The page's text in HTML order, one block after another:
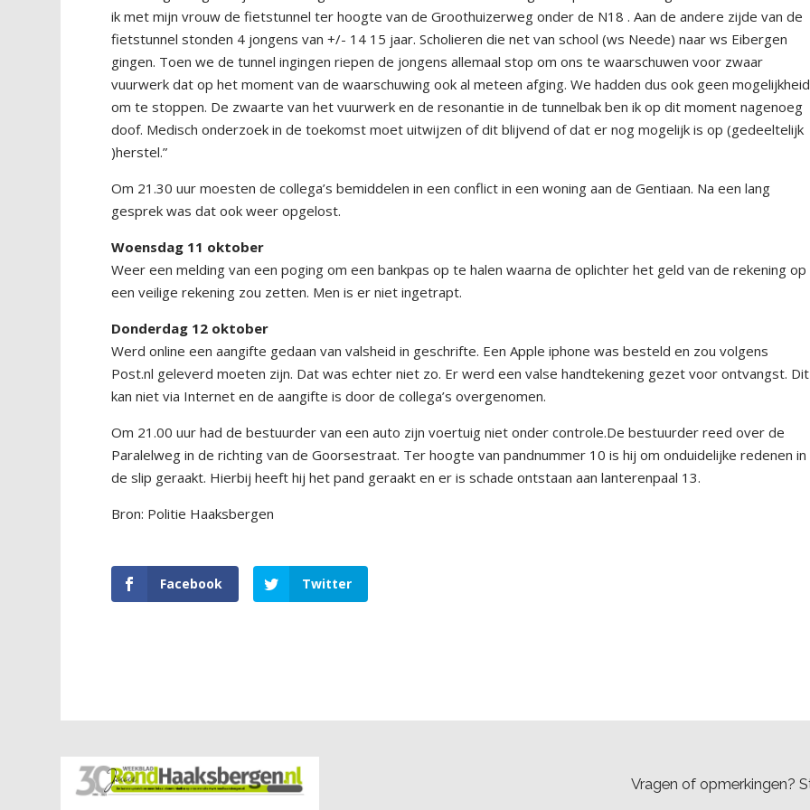
ik met mijn vrouw de fietstunnel ter hoogte van de Groothuizerweg onder de N18 . Aan de andere zijde van de
fietstunnel stonden 4 jongens van +/- 14 15 jaar. Scholieren die net van school (ws Neede) naar ws Eibergen
gingen. Toen we de tunnel ingingen riepen de jongens allemaal stop om ons te waarschuwen voor zwaar
vuurwerk dat op het moment van de waarschuwing ook al meteen afging. We hadden dus ook geen mogelijkheid
om te stoppen. De zwaarte van het vuurwerk en de resonantie in de tunnelbak ben ik op dit moment nagenoeg
doof. Medisch onderzoek in de toekomst moet uitwijzen of dit blijvend of dat er nog mogelijk is op (gedeeltelijk
)herstel.”
Om 21.30 uur moesten de collega’s bemiddelen in een conflict in een woning aan de Gentiaan. Na een lang
gesprek was dat ook weer opgelost.
Woensdag 11 oktober
Weer een melding van een poging om een bankpas op te halen waarna de oplichter het geld van de rekening op
een veilige rekening zou zetten. Men is er niet ingetrapt.
Donderdag 12 oktober
Werd online een aangifte gedaan van valsheid in geschrifte. Een Apple iphone was besteld en zou volgens
Post.nl geleverd moeten zijn. Dat was echter niet zo. Er werd een valse handtekening gezet voor ontvangst. Dit
kan niet via Internet en de aangifte is door de collega’s overgenomen.
Om 21.00 uur had de bestuurder van een auto zijn voertuig niet onder controle.De bestuurder reed over de
Paralelweg in de richting van de Goorsestraat. Ter hoogte van pandnummer 10 is hij om onduidelijke redenen in
de slip geraakt. Hierbij heeft hij het pand geraakt en er is schade ontstaan aan lanterenpaal 13.
Bron: Politie Haaksbergen
Facebook Twitter
Vragen of opmerkingen?